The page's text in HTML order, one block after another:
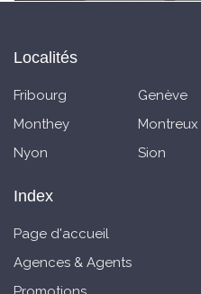
Localités
Fribourg Genève
Monthey
Montreux
Nyon
Sion
Index
Page d'accueil
Agences & Agents